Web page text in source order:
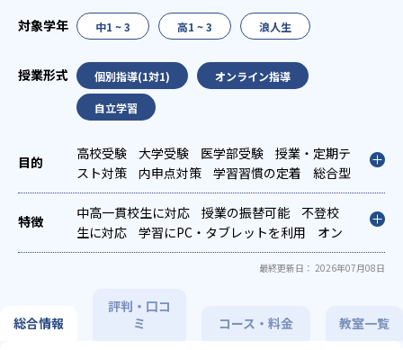
中1 ~ 3 高1 ~ 3 浪人生
個別指導(1対1) オンライン指導
自立学習
高校受験 大学受験 医学部受験
授業・定期テ
スト対策
内申点対策 学習習慣の定着
総合型
選抜(旧AO)対策
推薦入試対策
学校別特化対
策
国公立大対策 私大対策
共通テスト対策
英検(英語検定)対策
漢検(漢字検定)対策
数学
特化対策
英語・英会話特化対策
その他科目
中高一貫校生に対応 授業の振替可能
不登校
生に対応
学習にPC・タブレットを利用
オン
ライン対応
1科目から受講可能
季節講習のみ
発達障害の子どもに対応最終更新日： 2026年07月08日
総合情報
評判・口コ
ミ
コース・料金 教室一覧